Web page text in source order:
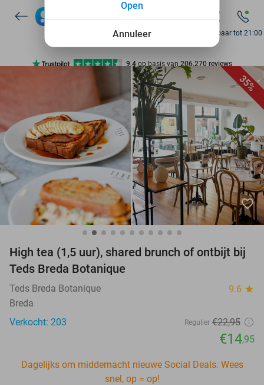
7 dagen per week beschikbaar
10+ miljoen leden
Ontdek 15.000+ deals
7 dagen per week beschikbaar
10+ miljoen leden
Bereikbaar tot 21:00
35%
favorite_border
High tea (1,5 uur), shared brunch of ontbijt bij
Teds Breda Botanique
Teds Breda Botanique 9.6 star
Breda
Verkocht: 203
Regulier €22,95
€14,95
Dagelijks om middernacht nieuwe Social Deals. Wees
snel, op = op!
Annuleer
Open